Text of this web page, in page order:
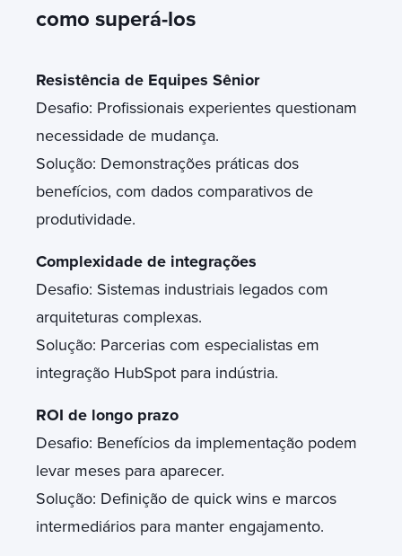
como superá-los
Resistência de Equipes Sênior
Desafio: Profissionais experientes questionam
necessidade de mudança.
Solução: Demonstrações práticas dos
benefícios, com dados comparativos de
produtividade.
Complexidade de integrações
Desafio: Sistemas industriais legados com
arquiteturas complexas.
Solução: Parcerias com especialistas em
integração HubSpot para indústria.
ROI de longo prazo
Desafio: Benefícios da implementação podem
levar meses para aparecer.
Solução: Definição de quick wins e marcos
intermediários para manter engajamento.